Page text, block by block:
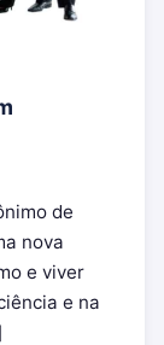
de
nova
e viver
e na